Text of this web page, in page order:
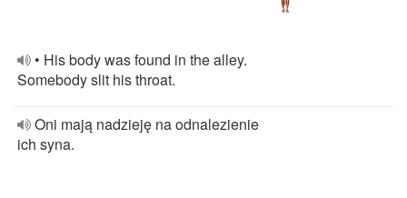
• His body was found in the alley.
Somebody slit his throat.
Oni mają nadzieję na odnalezienie
ich syna.